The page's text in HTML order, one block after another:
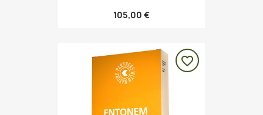
105,00 €
favorite_border